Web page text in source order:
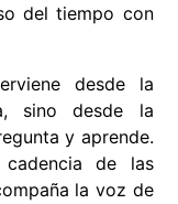
del tiempo con
desde la
sino desde la
y aprende.
de las
la voz de